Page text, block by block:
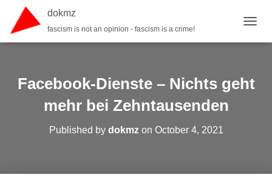
dokmz
fascism is not an opinion - fascism is a crime!
Facebook-Dienste – Nichts geht
mehr bei Zehntausenden
Published by dokmzon October 4, 2021